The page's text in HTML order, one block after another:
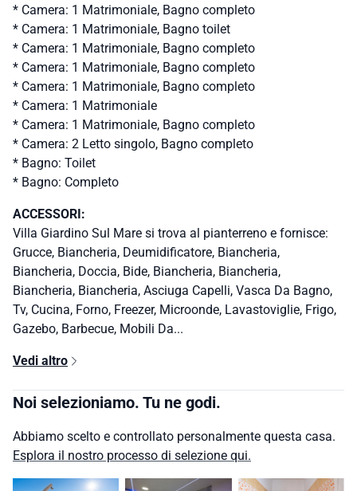
* Camera: 1 Matrimoniale, Bagno completo
* Camera: 1 Matrimoniale, Bagno toilet
* Camera: 1 Matrimoniale, Bagno completo
* Camera: 1 Matrimoniale, Bagno completo
* Camera: 1 Matrimoniale, Bagno completo
* Camera: 1 Matrimoniale
* Camera: 1 Matrimoniale, Bagno completo
* Camera: 2 Letto singolo, Bagno completo
* Bagno: Toilet
* Bagno: Completo
ACCESSORI:
Villa Giardino Sul Mare si trova al pianterreno e fornisce:
Grucce, Biancheria, Deumidificatore, Biancheria,
Biancheria, Doccia, Bide, Biancheria, Biancheria,
Biancheria, Biancheria, Asciuga Capelli, Vasca Da Bagno,
Tv, Cucina, Forno, Freezer, Microonde, Lavastoviglie, Frigo,
Gazebo, Barbecue, Mobili Da...
Vedi altro
Noi selezioniamo. Tu ne godi.
Abbiamo scelto e controllato personalmente questa casa.
Esplora il nostro processo di selezione qui.